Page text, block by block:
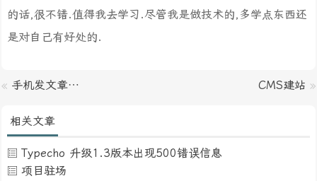
的话,很不错.值得我去学习.尽管我是做技术的,多学点东西还
是对自己有好处的.
« 手机发文章… CMS建站 »
相关文章
Typecho 升级1.3版本出现500错误信息
项目驻场